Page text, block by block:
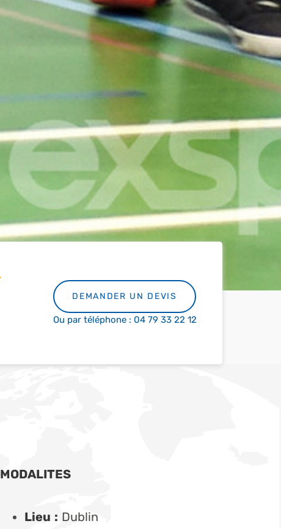
DEMANDER UN DEVIS
Ou par téléphone : 04 79 33 22 12
MODALITES
Lieu : Dublin